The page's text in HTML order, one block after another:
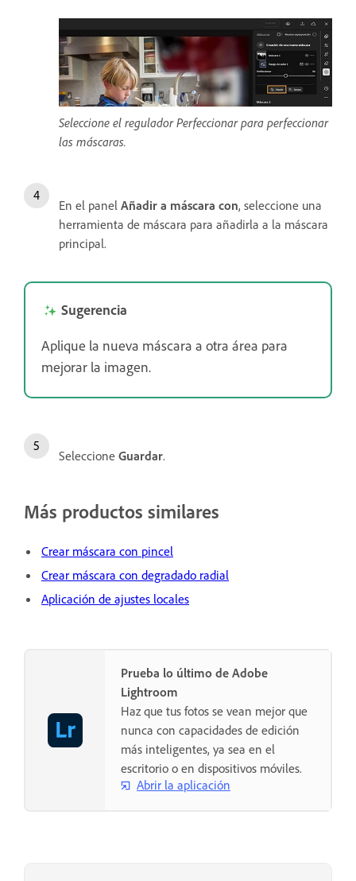
Seleccione el regulador Perfeccionar para perfeccionar
las máscaras.
En el panel Añadir a máscara con, seleccione una
herramienta de máscara para añadirla a la máscara
principal.
Sugerencia
Aplique la nueva máscara a otra área para
mejorar la imagen.
Seleccione Guardar.
Más productos similares
Crear máscara con pincel
Crear máscara con degradado radial
Aplicación de ajustes locales
Prueba lo último de Adobe
Lightroom
Haz que tus fotos se vean mejor que
nunca con capacidades de edición
más inteligentes, ya sea en el
escritorio o en dispositivos móviles.
Abrir la aplicación